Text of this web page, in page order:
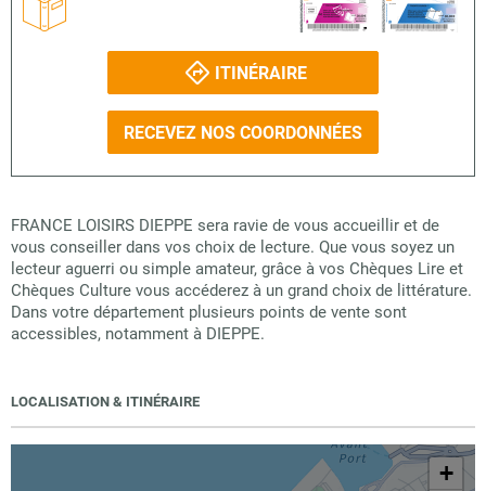
ITINÉRAIRE
RECEVEZ NOS COORDONNÉES
FRANCE LOISIRS DIEPPE sera ravie de vous accueillir et de
vous conseiller dans vos choix de lecture. Que vous soyez un
lecteur aguerri ou simple amateur, grâce à vos Chèques Lire et
Chèques Culture vous accéderez à un grand choix de littérature.
Dans votre département plusieurs points de vente sont
accessibles, notamment à DIEPPE.
LOCALISATION & ITINÉRAIRE
+